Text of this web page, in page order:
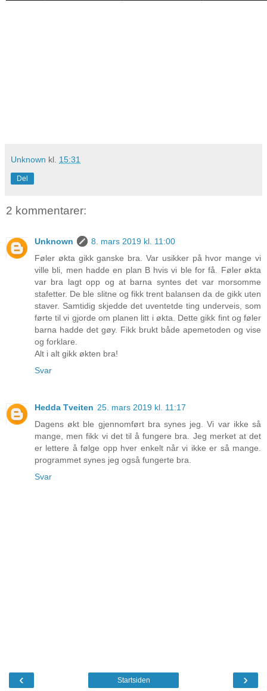
Unknown kl. 15:31
Del
2 kommentarer:
Unknown
8. mars 2019 kl. 11:00
Føler økta gikk ganske bra. Var usikker på hvor mange vi
ville bli, men hadde en plan B hvis vi ble for få. Føler økta
var bra lagt opp og at barna syntes det var morsomme
stafetter. De ble slitne og fikk trent balansen da de gikk uten
staver. Samtidig skjedde det uventetde ting underveis, som
førte til vi gjorde om planen litt i økta. Dette gikk fint og føler
barna hadde det gøy. Fikk brukt både apemetoden og vise
og forklare.
Alt i alt gikk økten bra!
Svar
Hedda Tveiten 25. mars 2019 kl. 11:17
Dagens økt ble gjennomført bra synes jeg. Vi var ikke så
mange, men fikk vi det til å fungere bra. Jeg merket at det
er lettere å følge opp hver enkelt når vi ikke er så mange.
programmet synes jeg også fungerte bra.
Svar
‹ ›
Startsiden